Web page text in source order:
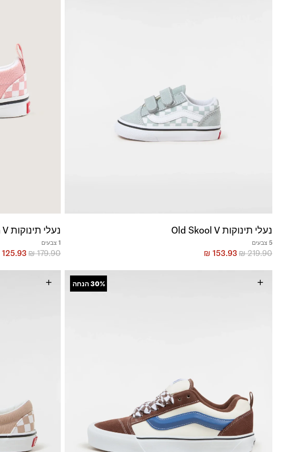
נעלי תינוקות Old Skool V
5 צבעים
₪219.90
₪ 153.93
נעלי תינוקות Checkerboard Slip-On V
1 צבעים
₪179.90
125.93
+
30%הנחה +